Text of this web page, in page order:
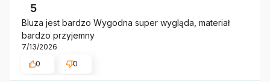
5
Bluza jest bardzo Wygodna super wygląda, materiał
bardzo przyjemny
7/13/2026
0
0